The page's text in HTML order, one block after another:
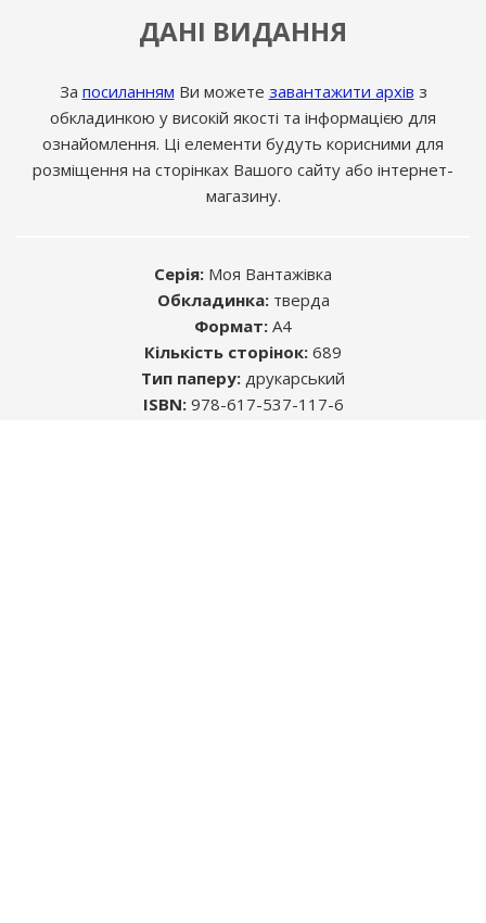
Розміщуючи рекламу в книгах, Ви знаходите
саме ту цільову аудиторію, яка Вам
ДАНІ ВИДАННЯ
За посиланням Ви можете завантажити архів з
обкладинкою у високій якості та інформацією для
ознайомлення. Ці елементи будуть корисними для
розміщення на сторінках Вашого сайту або інтернет-
магазину.
Серія: Моя Вантажівка
Обкладинка:тверда
Формат: А4
Кількість сторінок: 689
Тип паперу: друкарський
ISBN:978-617-537-117-6